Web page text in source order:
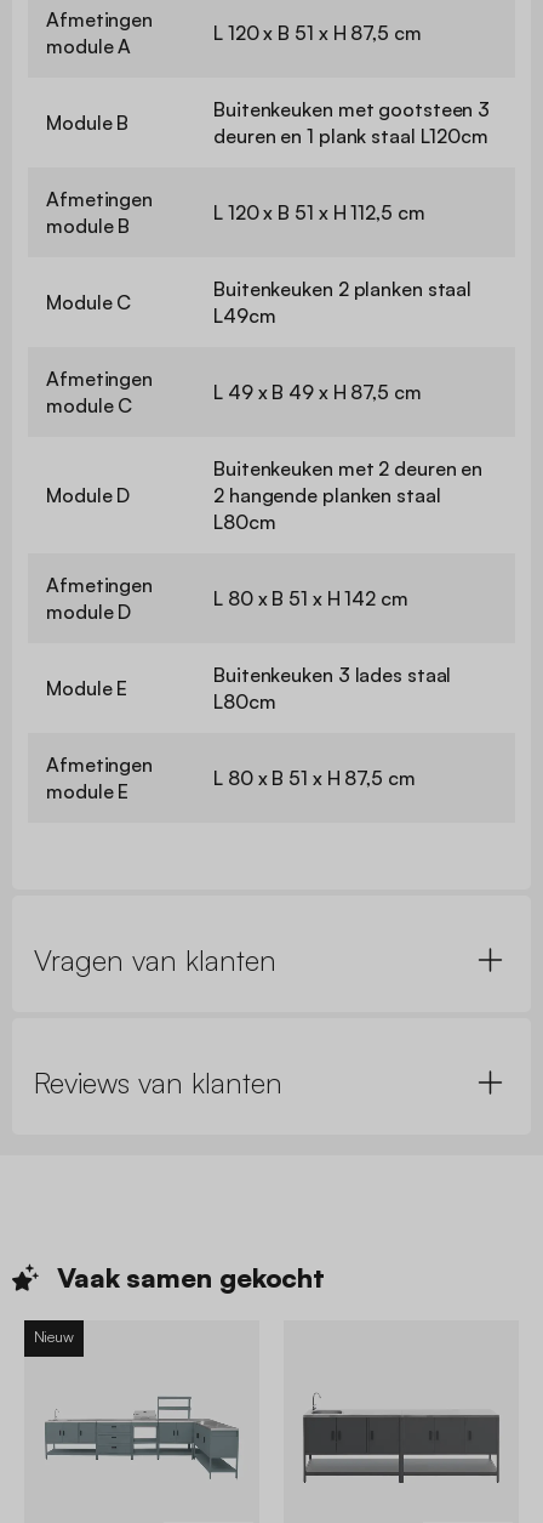
Afmetingen
module A
L 120 x B 51 x H 87,5 cm
Module B
Buitenkeuken met gootsteen 3
deuren en 1 plank staal L120cm
Afmetingen
module B
L 120 x B 51 x H 112,5 cm
Module C
Buitenkeuken 2 planken staal
L49cm
Afmetingen
module C
L 49 x B 49 x H 87,5 cm
Module D
Buitenkeuken met 2 deuren en
2 hangende planken staal
L80cm
Afmetingen
module D
L 80 x B 51 x H 142 cm
Module E
Buitenkeuken 3 lades staal
L80cm
Afmetingen
module E
L 80 x B 51 x H 87,5 cm
Vragen van klanten
Reviews van klanten
Vaak samen gekocht
Nieuw